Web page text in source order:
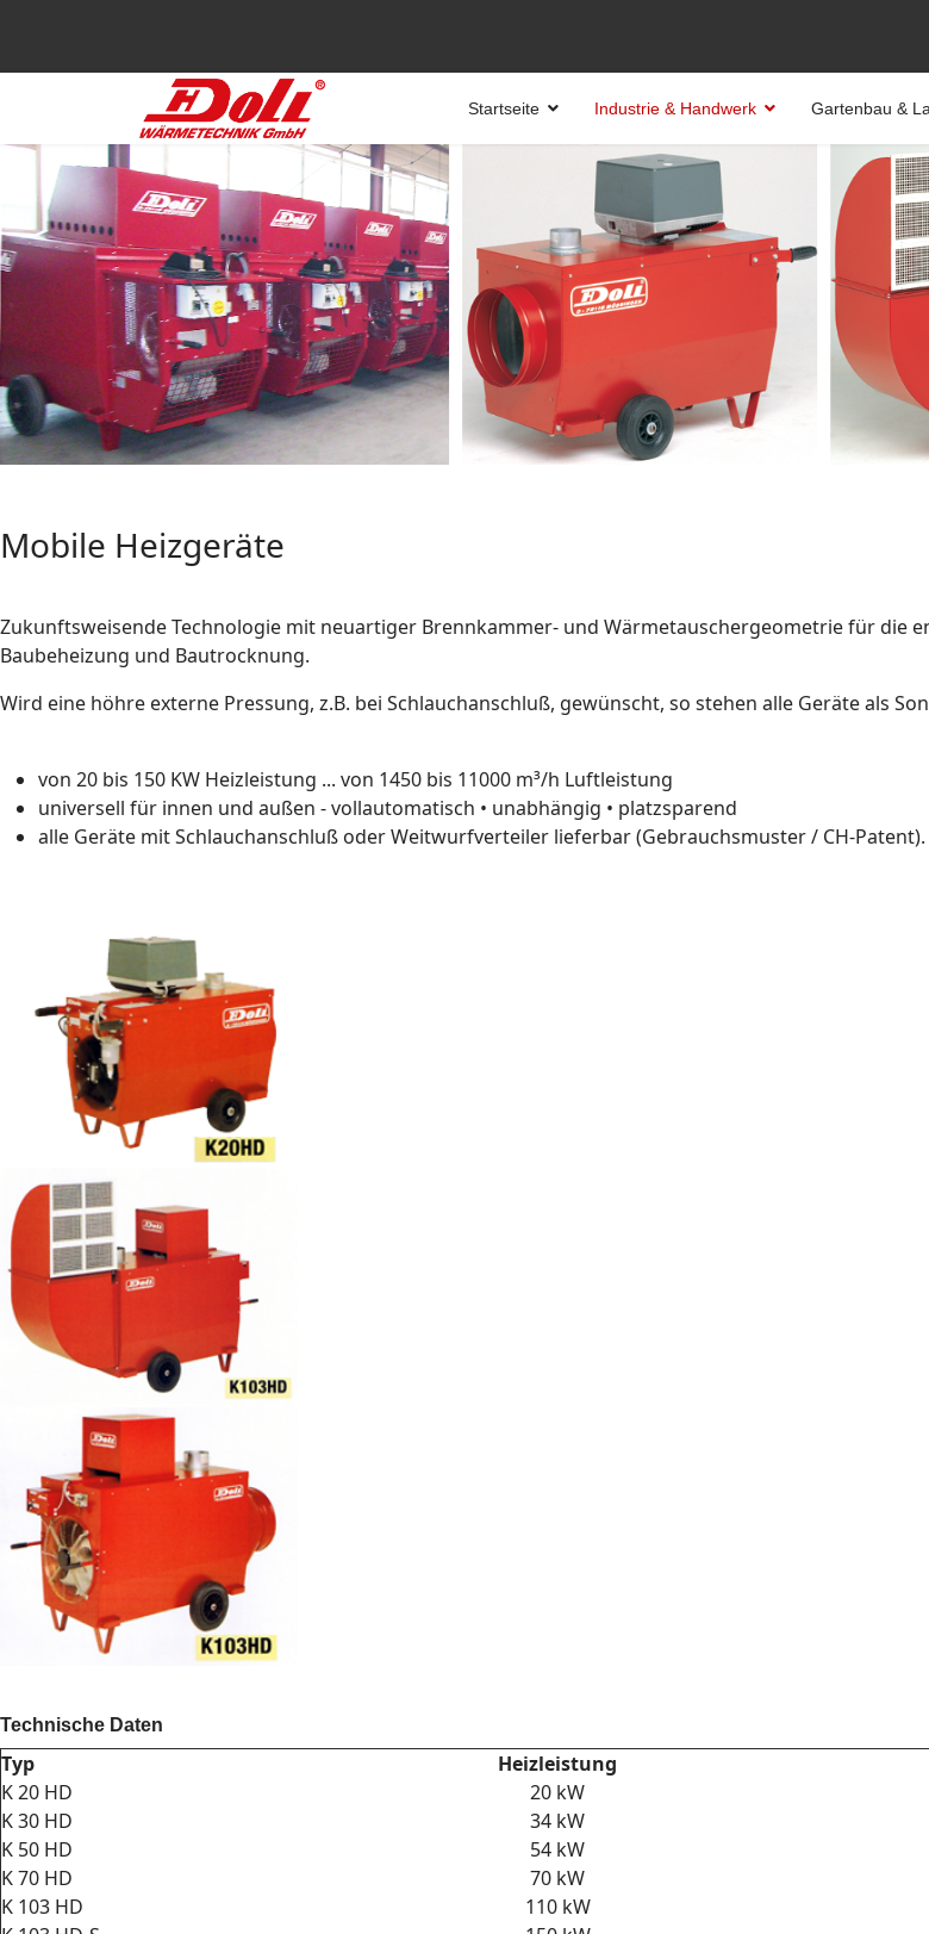
Startseite Industrie & Handwerk Gartenbau &
Mobile Heizgeräte
Zukunftsweisende Technologie mit neuartiger Brennkammer- und Wärmetauschergeometrie für die
Baubeheizung und Bautrocknung.
Wird eine höhre externe Pressung, z.B. bei Schlauchanschluß, gewünscht, so stehen alle Geräte als
von 20 bis 150 KW Heizleistung ... von 1450 bis 11000 m³/h Luftleistung
universell für innen und außen - vollautomatisch • unabhängig • platzsparend
alle Geräte mit Schlauchanschluß oder Weitwurfverteiler lieferbar (Gebrauchsmuster / CH-Patent).
Technische Daten
Typ Heizleistung
K 20 HD
20 kW
K 30 HD
34 kW
K 50 HD
54 kW
K 70 HD
70 kW
K 103 HD
110 kW